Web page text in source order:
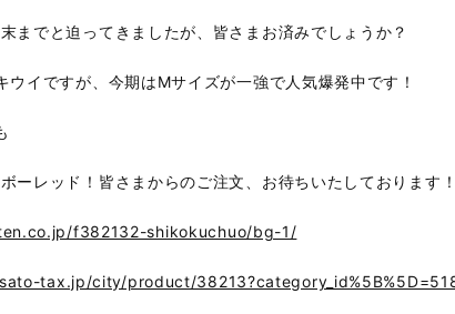
までと迫ってきましたが、皆さまお済みでしょうか？
イですが、今期はMサイズが一強で人気爆発中です！
ーレッド！皆さまからのご注文、お待ちいたしております
f382132-shikokuchuo/bg-1/
tax.jp/city/product/